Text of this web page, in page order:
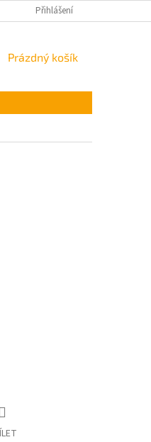
Přihlášení
NÁKUPNÍ
Prázdný košík